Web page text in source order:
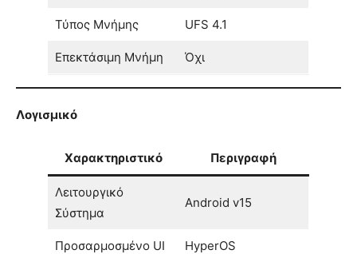
Τύπος Μνήμης UFS 4.1
Επεκτάσιμη Μνήμη Όχι
Λογισμικό
Χαρακτηριστικό Περιγραφή
Λειτουργικό
Σύστημα
Android v15
Προσαρμοσμένο UI HyperOS